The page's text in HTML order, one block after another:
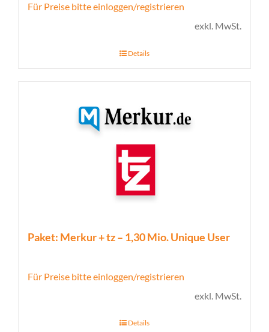
Für Preise bitte einloggen/registrieren
exkl. MwSt.
Details
Paket: Merkur + tz – 1,30 Mio. Unique User
Für Preise bitte einloggen/registrieren
exkl. MwSt.
Details